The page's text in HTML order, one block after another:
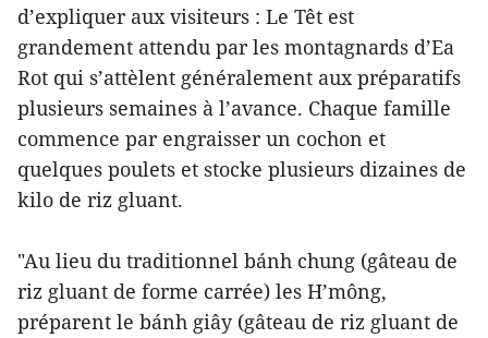
d’expliquer aux visiteurs : Le Têt est
grandement attendu par les montagnards d’Ea
Rot qui s’attèlent généralement aux préparatifs
plusieurs semaines à l’avance. Chaque famille
commence par engraisser un cochon et
quelques poulets et stocke plusieurs dizaines de
kilo de riz gluant.
"Au lieu du traditionnel bánh chung (gâteau de
riz gluant de forme carrée) les H’mông,
préparent le bánh giây (gâteau de riz gluant de